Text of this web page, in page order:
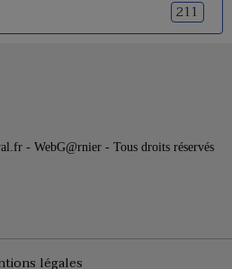
211
- WebG@rnier - Tous droits réservés
légales